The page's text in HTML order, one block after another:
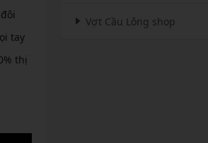
tay
thị
Vợt Cầu Lông shop